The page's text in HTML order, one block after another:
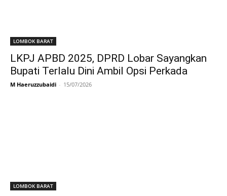
LOMBOK BARAT
LKPJ APBD 2025, DPRD Lobar Sayangkan
Bupati Terlalu Dini Ambil Opsi Perkada
M Haeruzzubaidi - 15/07/2026
LOMBOK BARAT